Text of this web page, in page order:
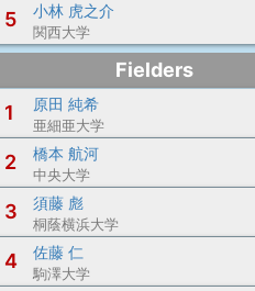
率
OPS
.000
.000
5 小林 虎之介
関西大学
Fielders
1
原田 純希
亜細亜大学
2 橋本 航河
中央大学
3 須藤 彪
桐蔭横浜大学
4 佐藤 仁
駒澤大学